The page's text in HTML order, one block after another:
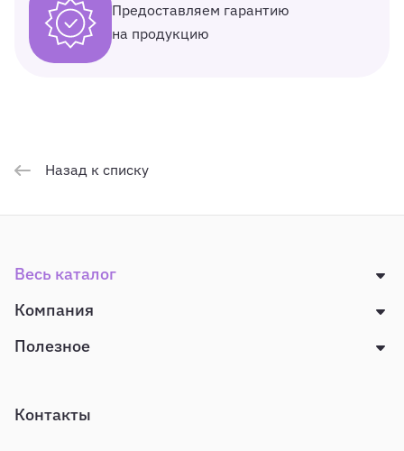
Предоставляем гарантию
на продукцию
Назад к списку
Весь каталог
Компания
Полезное
Контакты